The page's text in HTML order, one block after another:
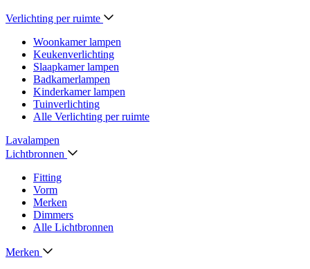
Verlichting per ruimte
Woonkamer lampen
Keukenverlichting
Slaapkamer lampen
Badkamerlampen
Kinderkamer lampen
Tuinverlichting
Alle Verlichting per ruimte
Lavalampen
Lichtbronnen
Fitting
Vorm
Merken
Dimmers
Alle Lichtbronnen
Merken